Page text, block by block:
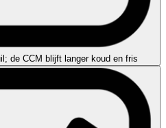
de CCM blijft langer koud en fris